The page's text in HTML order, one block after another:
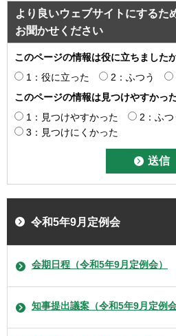
より良いウェブサイトにするた
お聞かせください
このページの情報は役に立ちました
1：役に立った
2：ふつう
このページの情報は見つけやすかっ
1：見つけやすかった
2：ふつ
3：見つけにくかった
令和5年9月定例会
会期日程（令和5年9月定例会）
知事提出議案（令和5年9月定例会